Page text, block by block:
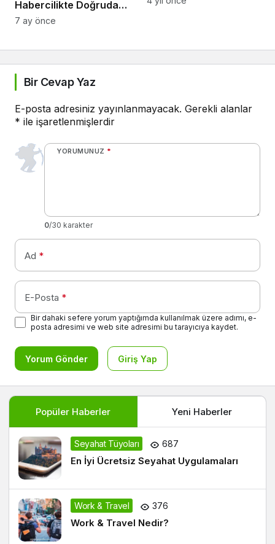
Habercilikte Doğrudan
Yana Taraf
7 ay önce
Bir Cevap Yaz
E-posta adresiniz yayınlanmayacak. Gerekli alanlar
* ile işaretlenmişlerdir
YORUMUNUZ *
0/30 karakter
Ad *
E-Posta *
Bir dahaki sefere yorum yaptığımda kullanılmak üzere adımı, e-
posta adresimi ve web site adresimi bu tarayıcıya kaydet.
Yorum Gönder Giriş Yap
Popüler Haberler Yeni Haberler
Seyahat Tüyoları 687
En İyi Ücretsiz Seyahat Uygulamaları
Work & Travel 376
Work & Travel Nedir?